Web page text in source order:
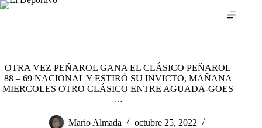
Saltar
OTRA VEZ PEÑAROL GANA EL CLÁSICO PEÑAROL
88 – 69 NACIONAL Y ESTIRÓ SU INVICTO, MAÑANA
MIERCOLES OTRO CLÁSICO ENTRE AGUADA-GOES
…
Mario Almada
octubre 25, 2022